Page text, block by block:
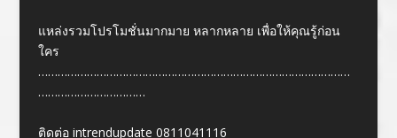
แหล่งรวมโปรโมชั่นมากมาย หลากหลาย เพื่อให้คุณรู้ก่อน
ใคร
……………………………………………………………………………………
……………………………
ติดต่อ intrendupdate 0811041116